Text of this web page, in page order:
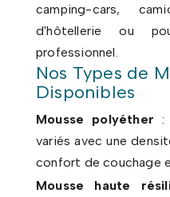
camping-cars,
d'hôtellerie ou
professionnel.
Nos Types de
Disponibles
Mousse polyéther :
variés avec une
confort de couchage
Mousse haute